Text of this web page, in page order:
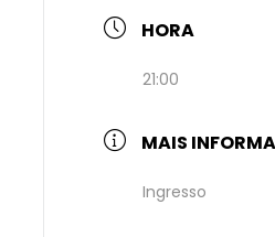
HORA
21:00
MAIS
Ingresso